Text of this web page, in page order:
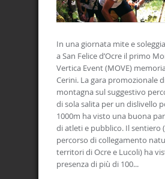
In una giornata mite e
a San Felice d’Ocre il primo
Vertica Event (MOVE)
Cerini. La gara promozionale
montagna sul suggestivo
di sola salita per un dislivello
1000m ha visto una buona
di atleti e pubblico. Il sentiero
percorso di collegamento
territori di Ocre e Lucoli) ha
presenza di più di 100...